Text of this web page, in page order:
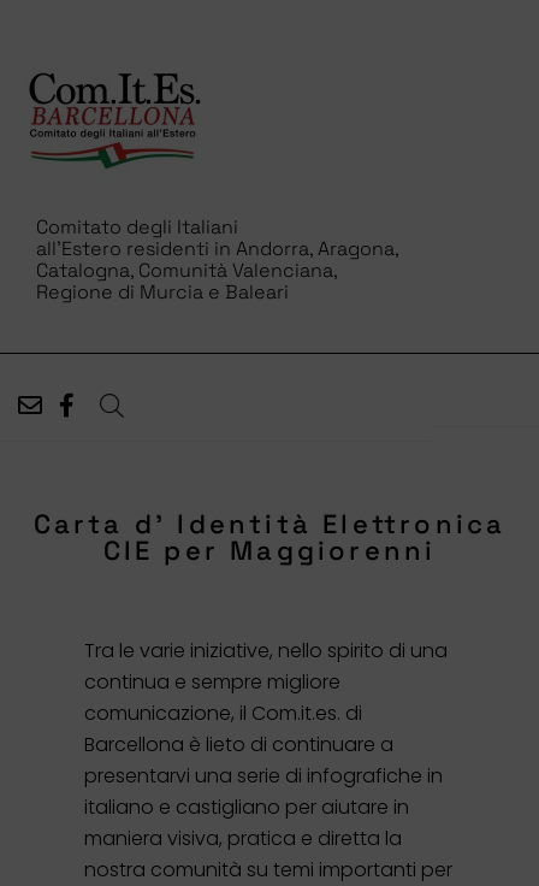
Comitato degli Italiani
all’Estero residenti in Andorra, Aragona,
Catalogna, Comunità Valenciana,
Regione di Murcia e Baleari
Carta d’ Identità Elettronica
CIE per Maggiorenni
Tra le varie iniziative, nello spirito di una
continua e sempre migliore
comunicazione, il Com.it.es. di
Barcellona è lieto di continuare a
presentarvi una serie di infografiche in
italiano e castigliano per aiutare in
maniera visiva, pratica e diretta la
nostra comunità su temi importanti per